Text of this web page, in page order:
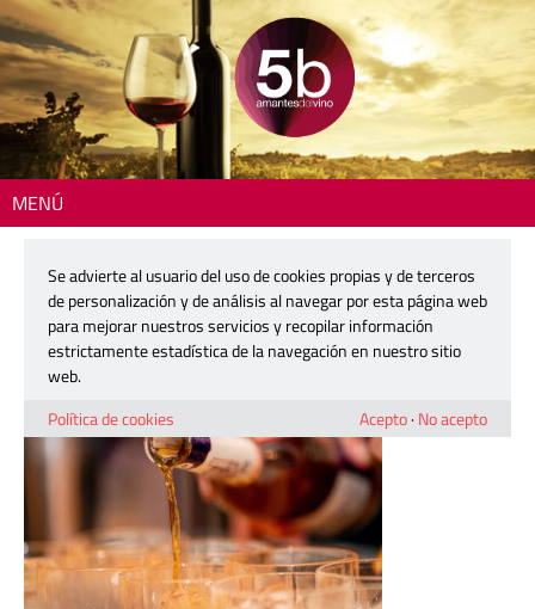
MENÚ
260227-momento-paquito-02
27 febrero, 2026
Se advierte al usuario del uso de cookies propias y de terceros
de personalización y de análisis al navegar por esta página web
para mejorar nuestros servicios y recopilar información
estrictamente estadística de la navegación en nuestro sitio
web.
Política de cookies
Acepto· No acepto